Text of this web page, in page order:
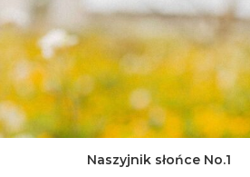
Naszyjnik słońce No.1